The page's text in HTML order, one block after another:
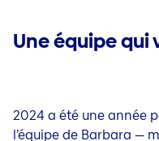
Une équipe qui
2024 a été une année
l’équipe de Barbara —